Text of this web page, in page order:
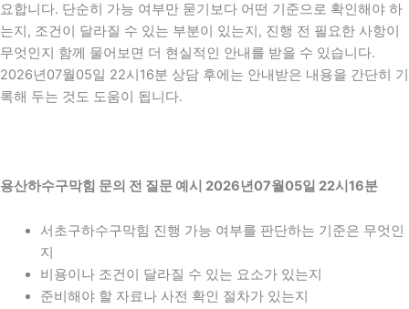
요합니다. 단순히 가능 여부만 묻기보다 어떤 기준으로 확인해야 하
는지, 조건이 달라질 수 있는 부분이 있는지, 진행 전 필요한 사항이
무엇인지 함께 물어보면 더 현실적인 안내를 받을 수 있습니다.
2026년07월05일 22시16분 상담 후에는 안내받은 내용을 간단히 기
록해 두는 것도 도움이 됩니다.
용산하수구막힘 문의 전 질문 예시 2026년07월05일 22시16분
서초구하수구막힘 진행 가능 여부를 판단하는 기준은 무엇인
지
비용이나 조건이 달라질 수 있는 요소가 있는지
준비해야 할 자료나 사전 확인 절차가 있는지